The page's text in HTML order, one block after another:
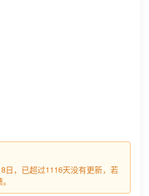
日，已超过1116天没有更新，若